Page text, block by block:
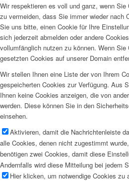
Wir respektieren es voll und ganz, wenn
zu vermeiden, dass Sie immer wieder nach
Sie uns bitte, einen Cookie für Ihre
sich jederzeit abmelden oder andere
vollumfänglich nutzen zu können. Wenn Sie
gesetzten Cookies auf unserer Domain
Wir stellen Ihnen eine Liste der von Ihrem
gespeicherten Cookies zur Verfügung. Aus
Ihnen keine Cookies anzeigen, die von
werden. Diese können Sie in den
einsehen.
Aktivieren, damit die Nachrichtenleiste
alle Cookies, denen nicht zugestimmt
benötigen zwei Cookies, damit diese
Andernfalls wird diese Mitteilung bei jedem
Hier klicken, um notwendige Cookies zu